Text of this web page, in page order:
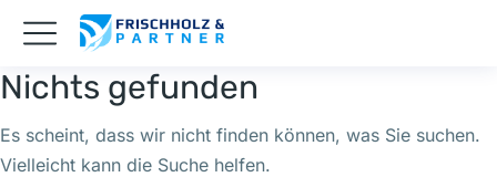
Nichts gefunden
Es scheint, dass wir nicht finden können, was Sie suchen.
Vielleicht kann die Suche helfen.